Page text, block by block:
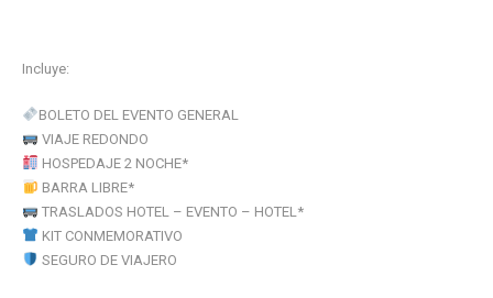
Incluye:
BOLETO DEL EVENTO GENERAL
VIAJE REDONDO
HOSPEDAJE 2 NOCHE*
BARRA LIBRE*
TRASLADOS HOTEL – EVENTO – HOTEL*
KIT CONMEMORATIVO
SEGURO DE VIAJERO